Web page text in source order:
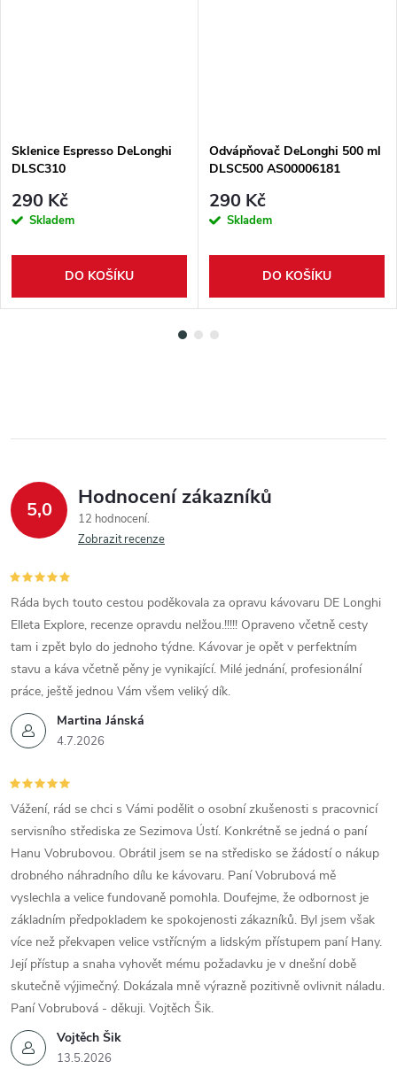
Sklenice Espresso DeLonghi
DLSC310
290 Kč
Skladem
DO KOŠÍKU
Odvápňovač DeLonghi 500 ml
DLSC500 AS00006181
290 Kč
Skladem
DO KOŠÍKU
5,0 Hodnocení zákazníků
12 hodnocení
Zobrazit recenze
Martina Jánská
4.7.2026
Ráda bych touto cestou poděkovala za opravu kávovaru DE Longhi
Elleta Explore, recenze opravdu nelžou.!!!!! Opraveno včetně cesty
tam i zpět bylo do jednoho týdne. Kávovar je opět v perfektním
stavu a káva včetně pěny je vynikající. Milé jednání, profesionální
práce, ještě jednou Vám všem veliký dík.
Vojtěch Šik
13.5.2026
Vážení, rád se chci s Vámi podělit o osobní zkušenosti s pracovnicí
servisního střediska ze Sezimova Ústí. Konkrétně se jedná o paní
Hanu Vobrubovou. Obrátil jsem se na středisko se žádostí o nákup
drobného náhradního dílu ke kávovaru. Paní Vobrubová mě
vyslechla a velice fundovaně pomohla. Doufejme, že odbornost je
základním předpokladem ke spokojenosti zákazníků. Byl jsem však
více než překvapen velice vstřícným a lidským přístupem paní Hany.
Její přístup a snaha vyhovět mému požadavku je v dnešní době
skutečně výjimečný. Dokázala mně výrazně pozitivně ovlivnit náladu.
Paní Vobrubová - děkuji. Vojtěch Šik.